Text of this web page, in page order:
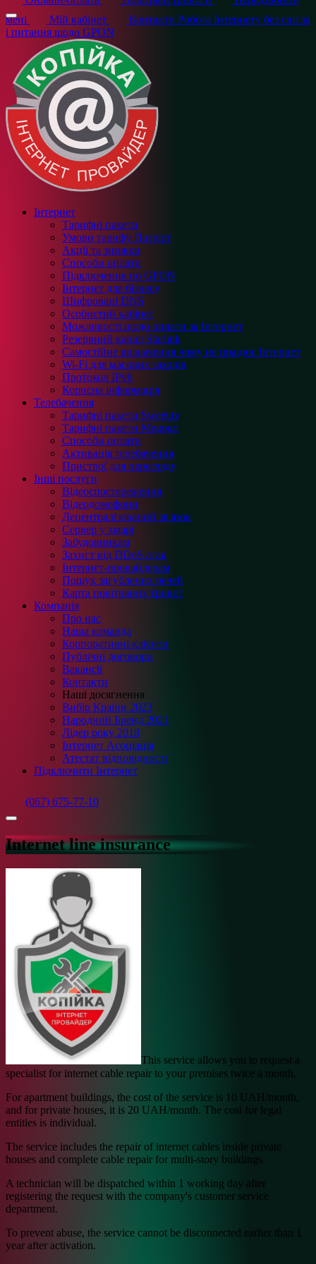
мені
Мій кабінет Контакти Робота Інтернету без світла
і питання щодо GPON
Інтернет
Тарифні пакети
Умови тарифу Патріот
Акції та знижки
Способи оплати
Підключення по GPON
Інтернет для бізнесу
Шифровані DNS
Особистий кабінет
Можливості щодо оплати за Інтернет
Резервний канал Starlink
Самостійне визначення чому не працює Інтернет
Wi-Fi для масових заходів
Протокол IPv6
Корисна інформація
Телебачення
Тарифні пакети Sweet.tv
Тарифні пакети Megogo
Способи оплати
Активація телебачення
Пристрої для перегляду
Інші послуги
Відеоспостереження
Відеодомофони
Децентралізований зв'язок
Сервер у хмарі
Забудовникам
Захист від DDoS атак
Інтернет-провайдерам
Пошук загублених речей
Карта повітряних тривог
Компанія
Про нас
Наша команда
Корпоративні клієнти
Публічні договори
Вакансії
Контакти
Наші досягнення
Вибір Країни 2023
Народний Бренд 2021
Лідер року 2018
Інтернет Асоціація
Атестат відповідності
Підключити Інтернет
(067) 675-77-10
Internet line insurance
This service allows you to request a
specialist for internet cable repair to your premises twice a month.
For apartment buildings, the cost of the service is 10 UAH/month,
and for private houses, it is 20 UAH/month. The cost for legal
entities is individual.
The service includes the repair of internet cables inside private
houses and complete cable repair for multi-story buildings.
A technician will be dispatched within 1 working day after
registering the request with the company's customer service
department.
To prevent abuse, the service cannot be disconnected earlier than 1
year after activation.